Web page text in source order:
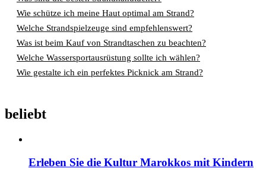
Wie schütze ich meine Haut optimal am Strand?
Welche Strandspielzeuge sind empfehlenswert?
Was ist beim Kauf von Strandtaschen zu beachten?
Welche Wassersportausrüstung sollte ich wählen?
Wie gestalte ich ein perfektes Picknick am Strand?
beliebt
Erleben Sie die Kultur Marokkos mit Kindern